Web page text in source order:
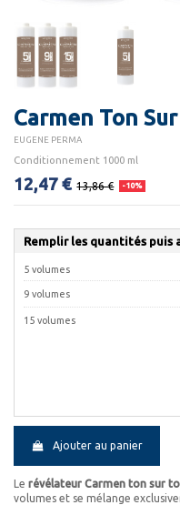
Carmen Ton
EUGENE PERMA
Conditionnement 1000 ml
12,47 € 13,86 € -10%
Remplir les quantités puis
5 volumes
9 volumes
15 volumes
Ajouter au panier
Le révélateur Carmen ton sur
volumes et se mélange